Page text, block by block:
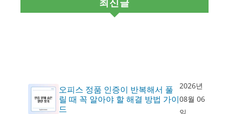
오피스 정품 인증이 반복해서 풀
릴 때 꼭 알아야 할 해결 방법 가이
드
2026년
08월 06